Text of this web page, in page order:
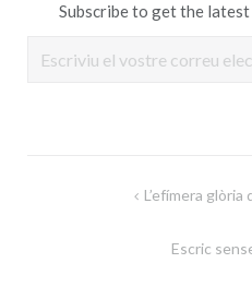
Subscribe to get the
Navegació L’efímera glòria
Escric